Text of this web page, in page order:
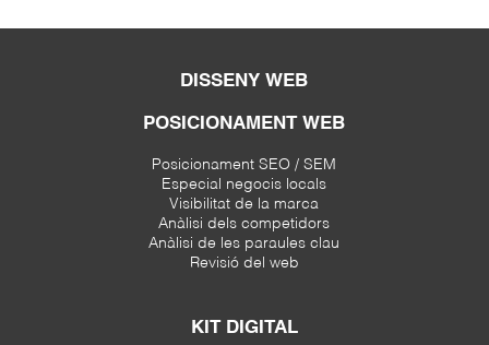
DISSENY WEB
POSICIONAMENT WEB
Posicionament SEO / SEM
Especial negocis locals
Visibilitat de la marca
Anàlisi dels competidors
Anàlisi de les paraules clau
Revisió del web
KIT DIGITAL